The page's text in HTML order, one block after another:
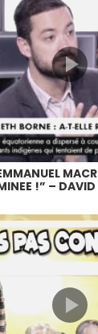
!” –